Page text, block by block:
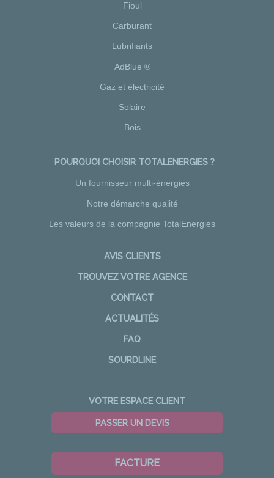
Fioul
Carburant
Lubrifiants
AdBlue ®
Gaz et électricité
Solaire
Bois
POURQUOI CHOISIR TOTALENERGIES ?
Un fournisseur multi-énergies
Notre démarche qualité
Les valeurs de la compagnie TotalEnergies
AVIS CLIENTS
TROUVEZ VOTRE AGENCE
CONTACT
ACTUALITÉS
FAQ
SOURDLINE
VOTRE ESPACE CLIENT
PASSER UN DEVIS
FACTURE